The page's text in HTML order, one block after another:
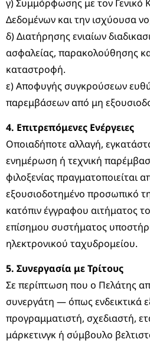
γ) Συμμόρφωσης με τον Γενικό
Δεδομένων και την ισχύουσα
δ) Διατήρησης ενιαίων
ασφαλείας, παρακολούθησης
καταστροφή.
ε) Αποφυγής συγκρούσεων
παρεμβάσεων από μη
4. Επιτρεπόμενες Ενέργειες
Οποιαδήποτε αλλαγή,
ενημέρωση ή τεχνική
φιλοξενίας πραγματοποιείται
εξουσιοδοτημένο προσωπικό
κατόπιν έγγραφου αιτήματος
επίσημου συστήματος
ηλεκτρονικού ταχυδρομείου.
5. Συνεργασία με Τρίτους
Σε περίπτωση που ο Πελάτης
συνεργάτη — όπως ενδεικτικά
προγραμματιστή, σχεδιαστή,
μάρκετινγκ ή σύμβουλο